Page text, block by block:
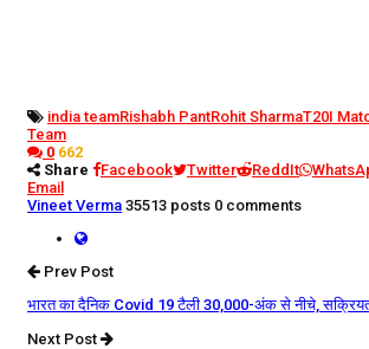
india teamRishabh PantRohit SharmaT20I
Team
0 662
Share
Facebook Twitter ReddIt
Email
Vineet Verma 35513 posts 0 comments
Prev Post
भारत का दैनिक Covid 19 टैली 30,000-अंक से नीचे,
Next Post